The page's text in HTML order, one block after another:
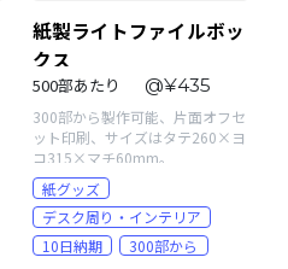
紙製ライトファイルボッ
クス
500部あたり @¥435
300部から製作可能、片面オフセ
ット印刷、サイズはタテ260×ヨ
コ315×マチ60mm。
紙グッズ
デスク周り・インテリア
10日納期
300部から